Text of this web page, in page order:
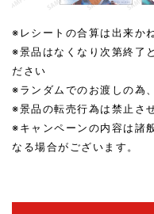
※レシートの合算は出来か
※景品はなくなり次第終了
ださい
※ランダムでのお渡しの為
※景品の転売行為は禁止さ
※キャンペーンの内容は諸
なる場合がございます。